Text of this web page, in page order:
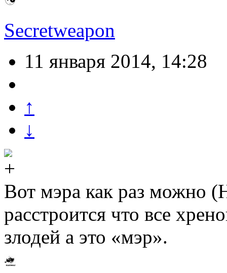
Secretweapon
11 января 2014, 14:28
↑
↓
Вот мэра как раз
расстроится что все
злодей а это «мэр».